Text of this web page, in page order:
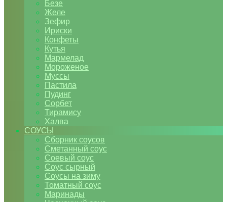
Безе
Желе
Зефир
Ириски
Конфеты
Кутья
Мармелад
Мороженое
Муссы
Пастила
Пудинг
Сорбет
Тирамису
Халва
СОУСЫ
Сборник соусов
Сметанный соус
Соевый соус
Соус сырный
Соусы на зиму
Томатный соус
Маринады